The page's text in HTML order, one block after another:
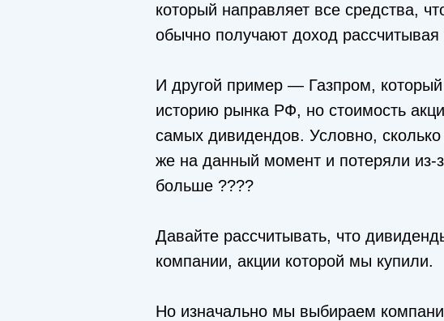
который направляет все средства,
обычно получают доход рассчитывая
И другой пример — Газпром,
историю рынка РФ, но стоимость
самых дивидендов. Условно,
же на данный момент и потеряли из-
больше ????
Давайте рассчитывать, что
компании, акции которой мы купили.
Но изначально мы выбираем